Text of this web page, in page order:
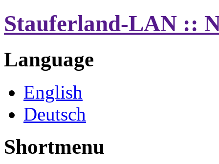
Stauferland-LAN ::
Language
English
Deutsch
Shortmenu